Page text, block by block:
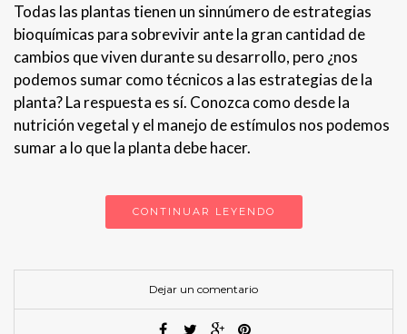
Todas las plantas tienen un sinnúmero de estrategias
bioquímicas para sobrevivir ante la gran cantidad de
cambios que viven durante su desarrollo, pero ¿nos
podemos sumar como técnicos a las estrategias de la
planta? La respuesta es sí. Conozca como desde la
nutrición vegetal y el manejo de estímulos nos podemos
sumar a lo que la planta debe hacer.
CONTINUAR LEYENDO
Dejar un comentario